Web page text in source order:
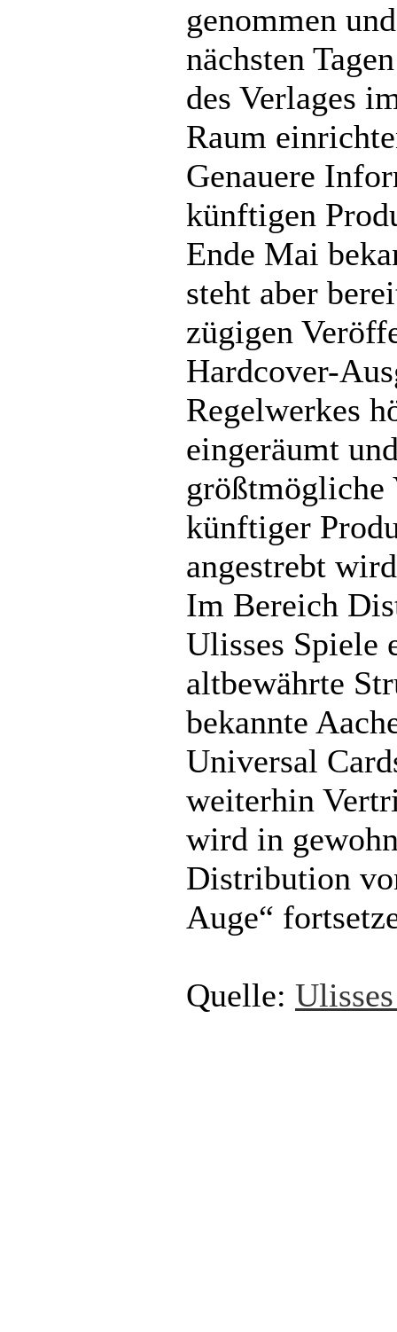
genommen
nächsten
des Verlages
Raum
Genauere
künftigen
Ende Mai
steht aber
zügigen
Hardcover-
Regelwerkes
eingeräumt
größtmögliche
künftiger
angestrebt
Im Bereich
Ulisses Spiele
altbewährte
bekannte
Universal
weiterhin
wird in
Distribution
Auge“
Quelle: